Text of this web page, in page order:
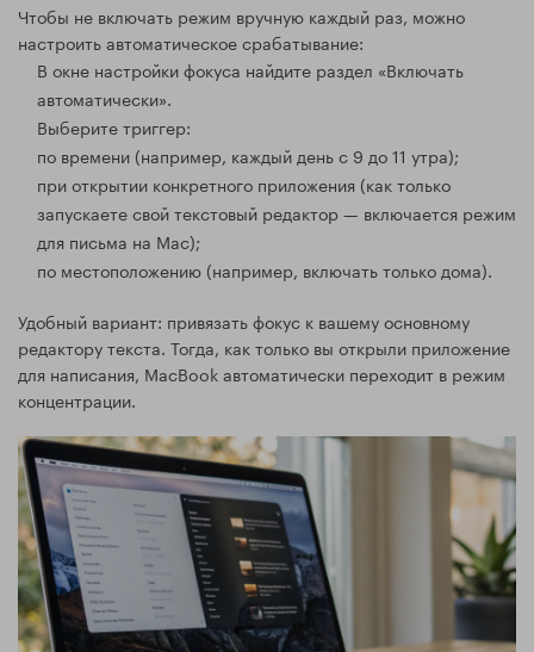
Чтобы не включать режим вручную каждый раз, можно
настроить автоматическое срабатывание:
В окне настройки фокуса найдите раздел «Включать
автоматически».
Выберите триггер:
по времени (например, каждый день с 9 до 11 утра);
при открытии конкретного приложения (как только
запускаете свой текстовый редактор — включается режим
для письма на Mac);
по местоположению (например, включать только дома).
Удобный вариант: привязать фокус к вашему основному
редактору текста. Тогда, как только вы открыли приложение
для написания, MacBook автоматически переходит в режим
концентрации.